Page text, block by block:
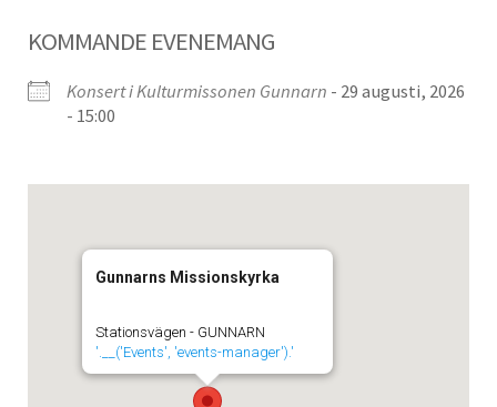
KOMMANDE EVENEMANG
Konsert i Kulturmissonen Gunnarn - 29 augusti, 2026
- 15:00
Gunnarns Missionskyrka
Stationsvägen - GUNNARN
'.__('Events', 'events-manager').'